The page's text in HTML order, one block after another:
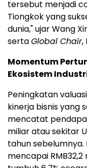
tersebut menjadi
Tiongkok yang
dunia," ujar Wang
sertaGlobal Chair,
Momentum
Ekosistem
Peningkatan
kinerja bisnis yang
mencatat
miliar atau sekitar
tahun
mencapai